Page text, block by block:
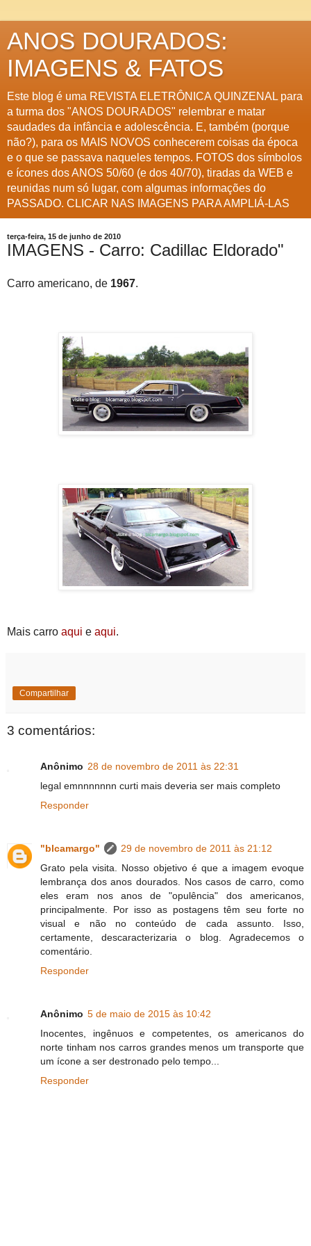
ANOS DOURADOS:
IMAGENS & FATOS
Este blog é uma REVISTA ELETRÔNICA QUINZENAL para
a turma dos "ANOS DOURADOS" relembrar e matar
saudades da infância e adolescência. E, também (porque
não?), para os MAIS NOVOS conhecerem coisas da época
e o que se passava naqueles tempos. FOTOS dos símbolos
e ícones dos ANOS 50/60 (e dos 40/70), tiradas da WEB e
reunidas num só lugar, com algumas informações do
PASSADO. CLICAR NAS IMAGENS PARA AMPLIÁ-LAS
terça-feira, 15 de junho de 2010
IMAGENS - Carro: Cadillac Eldorado"
Carro americano, de 1967.
Mais carro aqui e aqui.
Compartilhar
3 comentários:
Anônimo 28 de novembro de 2011 às 22:31
legal emnnnnnnn curti mais deveria ser mais completo
Responder
"blcamargo"
29 de novembro de 2011 às 21:12
Grato pela visita. Nosso objetivo é que a imagem evoque
lembrança dos anos dourados. Nos casos de carro, como
eles eram nos anos de "opulência" dos americanos,
principalmente. Por isso as postagens têm seu forte no
visual e não no conteúdo de cada assunto. Isso,
certamente, descaracterizaria o blog. Agradecemos o
comentário.
Responder
Anônimo 5 de maio de 2015 às 10:42
Inocentes, ingênuos e competentes, os americanos do
norte tinham nos carros grandes menos um transporte que
um ícone a ser destronado pelo tempo...
Responder